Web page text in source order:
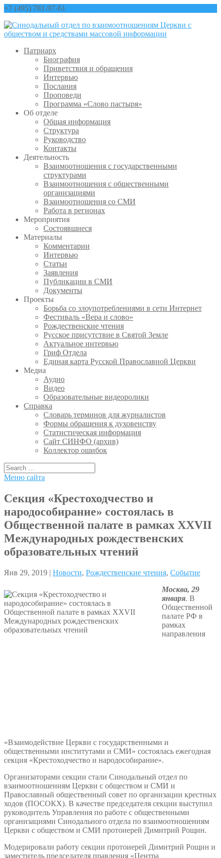
+7 (495) 781-97-61
Патриарх
Биография
Приветствия и обращения
Интервью
Послания
Проповеди
Программа «Слово пастыря»
Об отделе
Общая информация
Структура
Руководство
Контакты
Деятельность
Взаимоотношения с государственными
структурами
Взаимоотношения с общественными
организациями
Взаимоотношения со СМИ
Работа в регионах
Мероприятия
Состоявшиеся
Материалы
Комментарии
Интервью
Статьи
Заявления
Публикации в СМИ
Документы
Проекты
Борьба со злоупотреблениями в сети Интернет
Фестиваль «Вера и слово»
Рождественские чтения
Русское присутствие в Святой Земле
Актуальное интервью
Гриф Отдела
Единая карта Русской Православной Церкви
Медиа
Аудио
Видео
Образовательные видеоролики
Справка
Словарь терминов для журналистов
Формы обращения к духовенству
Статистическая информация
Сайт СИНФО (архив)
Коллектор ошибок
Меню сайта
Секция «Крестоходчество и
народособирание» состоялась в
Общественной палате в рамках XXVII
Международных рождественских
образовательных чтений
Янв 29, 2019 | Новости, Рождественские чтения, Событие
Москва, 29
января. В
Общественной
палате РФ в
рамках
направления
«Взаимодействие Церкви с государственными и
общественными институтами и СМИ» состоялась ежегодная
секция «Крестоходчество и народособирание».
Организаторами секции стали Синодальный отдел по
взаимоотношениям Церкви с обществом и СМИ и
Православный общественный совет по организации крестных
ходов (ПОСОКХ). В качестве председателя секции выступил
руководитель Управления по работе с общественными
организациями Синодального отдела по взаимоотношениям
Церкви с обществом и СМИ протоиерей Димитрий Рощин.
Модерировали работу секции протоиерей Димитрий Рощин и
заместитель председателя правления «Центра